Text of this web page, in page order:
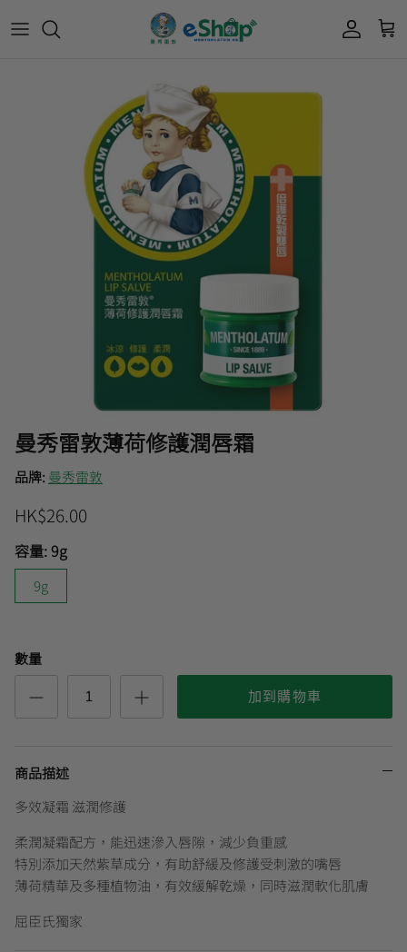
面部護理
身體護理
眼睛護理
護膚用品
個人護理用品
曼秀雷敦
Mentholatum
樂敦 Rohto
肌研 Hada
Labo
50惠
品牌歷史及企業宗旨
為消費者提供潤唇膏、男士護膚、女士護膚、
防曬、抗痘等護膚品、50惠養髮及樂敦眼藥水
藥品等產品，以滿足香港不同消費者的需要。
Oxy 優惠券
肌研極潤保濕冰感霜優惠券
肌研極潤保濕化妝水現金券
會員獎賞計劃
積分兌換獎賞教學
肌研 Hada Labo 優惠
網店獨家套裝🌟
短期貨特價區
曼秀雷敦薄荷修護潤唇霜
品牌: 曼秀雷敦
HK$26.00
容量:9g
9g
數量
加到購物車
商品描述
多效凝霜 滋潤修護
柔潤凝霜配方，能迅速滲入唇隙，減少負重感
特別添加天然紫草成分，有助舒緩及修護受刺激的嘴唇
薄荷精華及多種植物油，有效緩解乾燥，同時滋潤軟化肌膚
屈臣氏獨家